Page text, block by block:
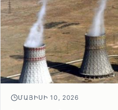
ՄԱՅԻՍԻ 10, 2026